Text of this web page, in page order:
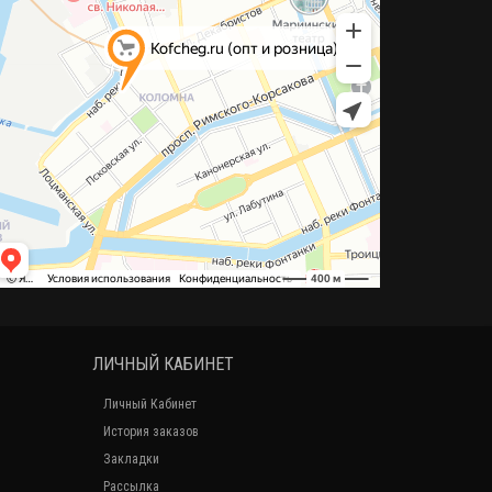
ЛИЧНЫЙ КАБИНЕТ
Личный Кабинет
История заказов
Закладки
Рассылка